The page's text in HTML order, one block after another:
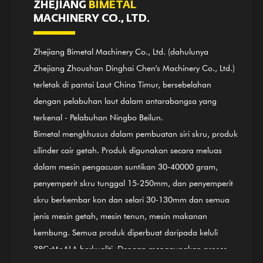
ZHEJIANG BIMETAL
MACHINERY CO., LTD.
Zhejiang Bimetal Machinery Co., Ltd. (dahulunya
Zhejiang Zhoushan Dinghai Chen’s Machinery Co., Ltd.)
terletak di pantai Laut China Timur, bersebelahan
dengan pelabuhan laut dalam antarabangsa yang
terkenal - Pelabuhan Ningbo Beilun.
Bimetal mengkhusus dalam pembuatan siri skru, produk
silinder cair getah. Produk digunakan secara meluas
dalam mesin pengacuan suntikan 30-40000 gram,
penyemperit skru tunggal 15-250mm, dan penyemperit
skru berkembar kon dan selari 30-130mm dan semua
jenis mesin getah, mesin tenun, mesin makanan
kembung. Semua produk diperbuat daripada keluli
38CrMoALA berkualiti. Dengan menggunakan proses